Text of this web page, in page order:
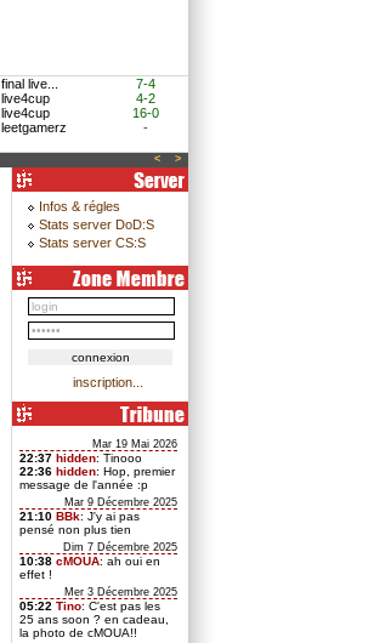
final live...
7-4
live4cup
4-2
live4cup
16-0
leetgamerz -
< >
Infos & régles
Stats server DoD:S
Stats server CS:S
inscription...
Mar 19 Mai 2026
22:37 hidden: Tinooo
22:36 hidden: Hop, premier
message de l'année :p
Mar 9 Décembre 2025
21:10 BBk: J'y ai pas
pensé non plus tien
Dim 7 Décembre 2025
10:38 cMOUA: ah oui en
effet !
Mer 3 Décembre 2025
05:22 Tino: C'est pas les
25 ans soon ? en cadeau,
la photo de cMOUA!!